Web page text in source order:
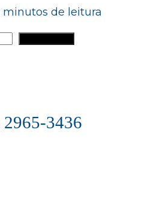
minutos de leitura
2965-3436